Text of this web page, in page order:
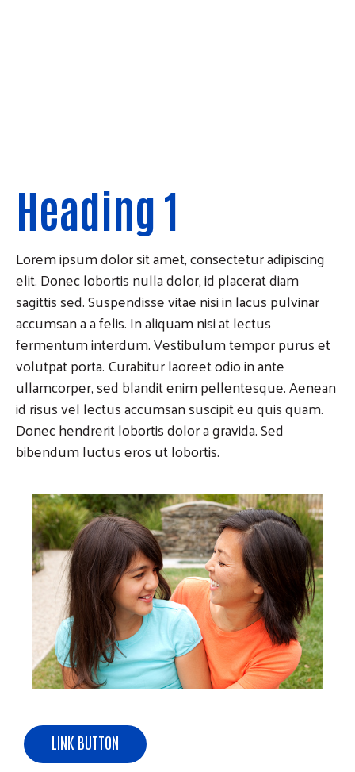
Heading 1
Lorem ipsum dolor sit amet, consectetur adipiscing
elit. Donec lobortis nulla dolor, id placerat diam
sagittis sed. Suspendisse vitae nisi in lacus pulvinar
accumsan a a felis. In aliquam nisi at lectus
fermentum interdum. Vestibulum tempor purus et
volutpat porta. Curabitur laoreet odio in ante
ullamcorper, sed blandit enim pellentesque. Aenean
id risus vel lectus accumsan suscipit eu quis quam.
Donec hendrerit lobortis dolor a gravida. Sed
bibendum luctus eros ut lobortis.
LINK BUTTON